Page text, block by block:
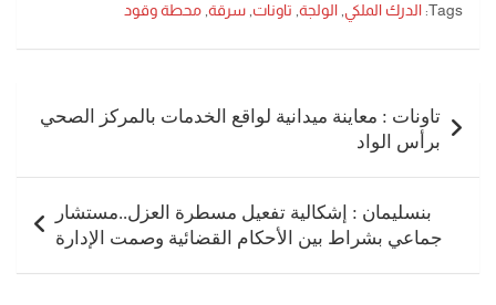
Tags: الدرك الملكي, الولجة, تاونات, سرقة, محطة وقود
المقالاتتاونات : معاينة ميدانية لواقع الخدمات بالمركز الصحي
برأس الواد
بنسليمان : إشكالية تفعيل مسطرة العزل..مستشار
جماعي بشراط بين الأحكام القضائية وصمت الإدارة